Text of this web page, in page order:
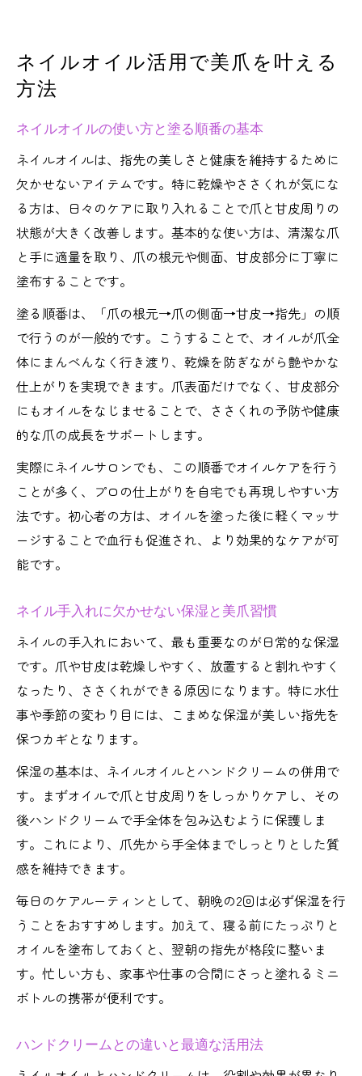
ネイルオイル活用で美爪を叶える
方法
ネイルオイルの使い方と塗る順番の基本
ネイルオイルは、指先の美しさと健康を維持するために
欠かせないアイテムです。特に乾燥やささくれが気にな
る方は、日々のケアに取り入れることで爪と甘皮周りの
状態が大きく改善します。基本的な使い方は、清潔な爪
と手に適量を取り、爪の根元や側面、甘皮部分に丁寧に
塗布することです。
塗る順番は、「爪の根元→爪の側面→甘皮→指先」の順
で行うのが一般的です。こうすることで、オイルが爪全
体にまんべんなく行き渡り、乾燥を防ぎながら艶やかな
仕上がりを実現できます。爪表面だけでなく、甘皮部分
にもオイルをなじませることで、ささくれの予防や健康
的な爪の成長をサポートします。
実際にネイルサロンでも、この順番でオイルケアを行う
ことが多く、プロの仕上がりを自宅でも再現しやすい方
法です。初心者の方は、オイルを塗った後に軽くマッサ
ージすることで血行も促進され、より効果的なケアが可
能です。
ネイル手入れに欠かせない保湿と美爪習慣
ネイルの手入れにおいて、最も重要なのが日常的な保湿
です。爪や甘皮は乾燥しやすく、放置すると割れやすく
なったり、ささくれができる原因になります。特に水仕
事や季節の変わり目には、こまめな保湿が美しい指先を
保つカギとなります。
保湿の基本は、ネイルオイルとハンドクリームの併用で
す。まずオイルで爪と甘皮周りをしっかりケアし、その
後ハンドクリームで手全体を包み込むように保護しま
す。これにより、爪先から手全体までしっとりとした質
感を維持できます。
毎日のケアルーティンとして、朝晩の2回は必ず保湿を行
うことをおすすめします。加えて、寝る前にたっぷりと
オイルを塗布しておくと、翌朝の指先が格段に整いま
す。忙しい方も、家事や仕事の合間にさっと塗れるミニ
ボトルの携帯が便利です。
ハンドクリームとの違いと最適な活用法